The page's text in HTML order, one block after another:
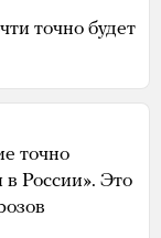
точно будет
точно
России». Это